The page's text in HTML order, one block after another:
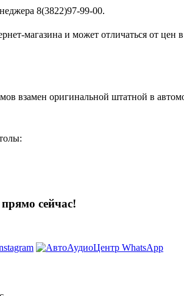
8(3822)97-99-00.
магазина и может отличаться от цен
взамен оригинальной штатной в
сейчас!